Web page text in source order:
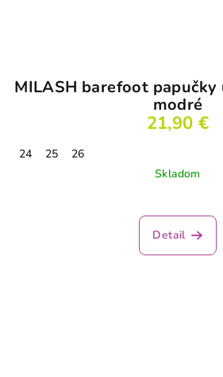
MILASH barefoot papučky
modré
21,90 €
24 25
26
Skladom
Detail